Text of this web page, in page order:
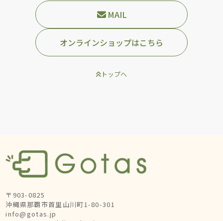
MAIL
オンラインショップはこちら
トップへ
〒903-0825
沖縄県那覇市首里山川町1-80-301
info@gotas.jp